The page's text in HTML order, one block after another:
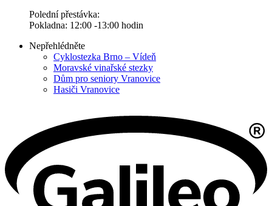
Polední přestávka:
Pokladna: 12:00 -13:00 hodin
Nepřehlédněte
Cyklostezka Brno – Vídeň
Moravské vinařské stezky
Dům pro seniory Vranovice
Hasiči Vranovice